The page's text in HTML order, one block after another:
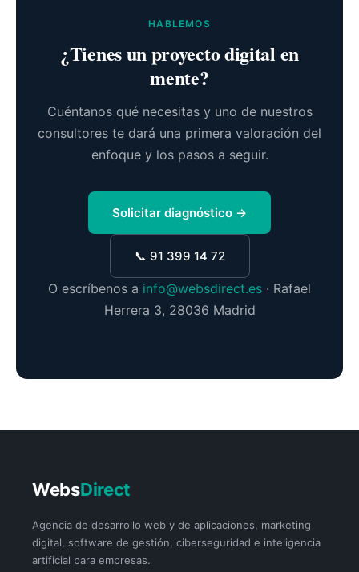
HABLEMOS
¿Tienes un proyecto digital en
mente?
Cuéntanos qué necesitas y uno de nuestros
consultores te dará una primera valoración del
enfoque y los pasos a seguir.
Solicitar diagnóstico →
📞 91 399 14 72
O escríbenos a info@websdirect.es · Rafael
Herrera 3, 28036 Madrid
WebsDirect
Agencia de desarrollo web y de aplicaciones, marketing
digital, software de gestión, ciberseguridad e inteligencia
artificial para empresas.